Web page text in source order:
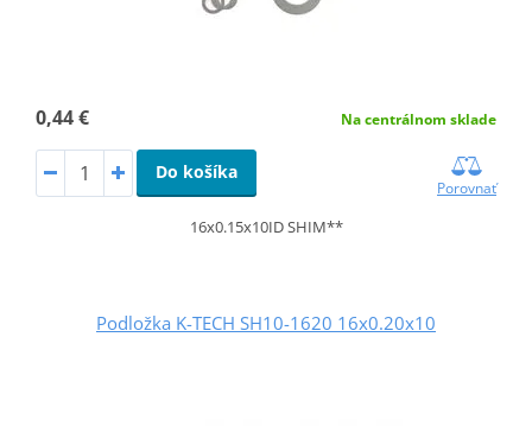
0,44 € Na centrálnom sklade
Do košíka
Porovnať
16x0.15x10ID SHIM**
Podložka K-TECH SH10-1620 16x0.20x10